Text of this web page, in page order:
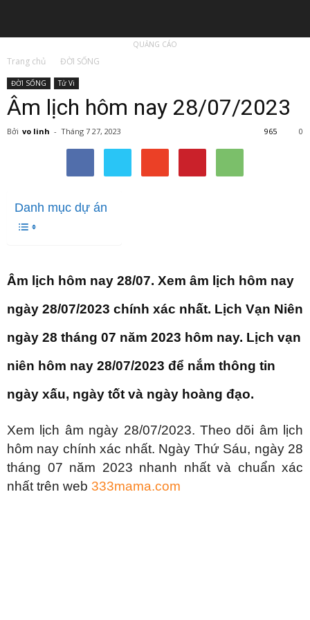
QUẢNG CÁO
Trang chủ ĐỜI SỐNG
ĐỜI SỐNG Tử Vi
Âm lịch hôm nay 28/07/2023
Bởi vo linh - Tháng 7 27, 2023 0
965